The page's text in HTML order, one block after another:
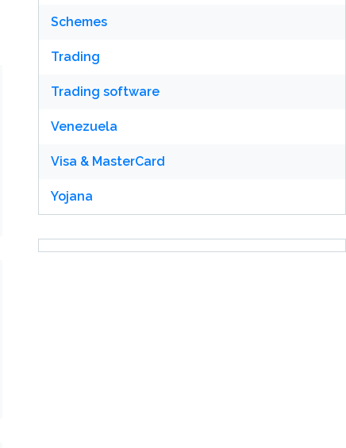
Schemes
Trading
Trading software
Venezuela
Visa & MasterCard
Yojana